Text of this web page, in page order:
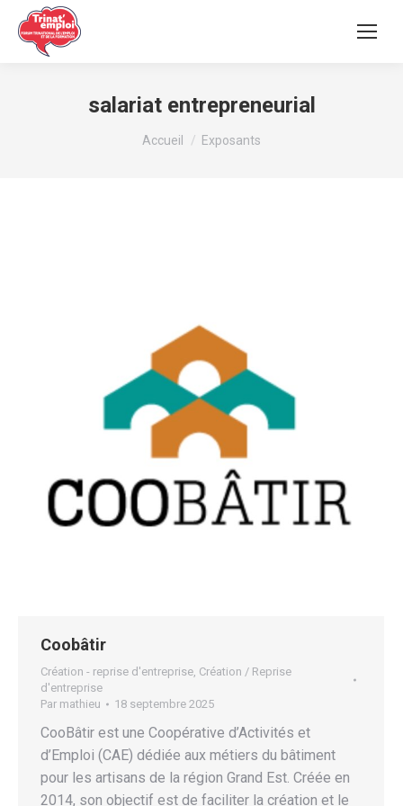
salariat entrepreneurial
Vous êtes ici :
Accueil Exposants
Coobâtir
Création - reprise d'entreprise, Création / Reprise
d'entreprise
Par mathieu 18 septembre 2025
CooBâtir est une Coopérative d’Activités et
d’Emploi (CAE) dédiée aux métiers du bâtiment
pour les artisans de la région Grand Est. Créée en
2014, son objectif est de faciliter la création et le